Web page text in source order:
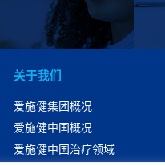
关于我们
爱施健集团概况
爱施健中国概况
爱施健中国治疗领域